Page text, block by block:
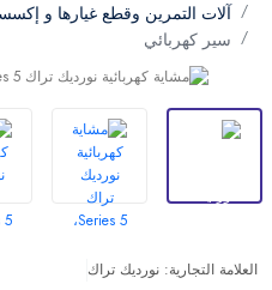
آلات التمرين وقطع غيارها و
سير كهربائي
العلامة التجارية: نورديك تراك